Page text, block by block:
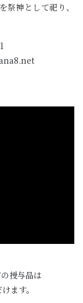
神として祀り、
授与品は
ます。